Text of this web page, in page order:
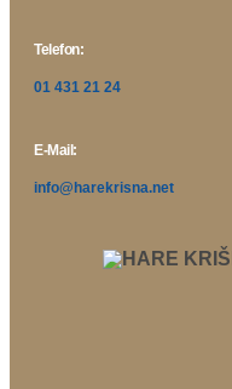
Telefon:
01 431 21 24
E-Mail:
info@harekrisna.net